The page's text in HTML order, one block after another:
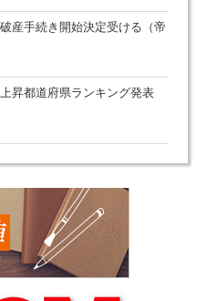
産手続き開始決定受ける（帝
昇都道府県ランキング発表